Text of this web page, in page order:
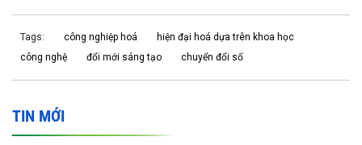
Tags: công nghiệp hoá
hiện đại hoá dựa trên khoa học
công nghệ
đổi mới sáng tạo chuyển đổi số
TIN MỚI